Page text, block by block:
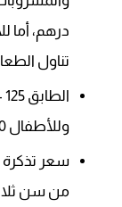
درهم،
تناول
وللأطفال 200 درهم إماراتي.
من سن ثلاثة سنوات